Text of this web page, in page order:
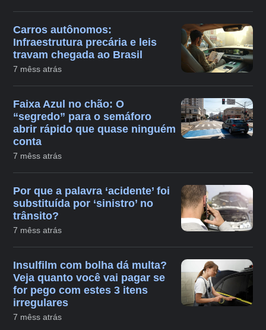
Carros autônomos:
Infraestrutura precária e leis
travam chegada ao Brasil
7 mêss atrás
Faixa Azul no chão: O
“segredo” para o semáforo
abrir rápido que quase ninguém
conta
7 mêss atrás
Por que a palavra ‘acidente’ foi
substituída por ‘sinistro’ no
trânsito?
7 mêss atrás
Insulfilm com bolha dá multa?
Veja quanto você vai pagar se
for pego com estes 3 itens
irregulares
7 mêss atrás